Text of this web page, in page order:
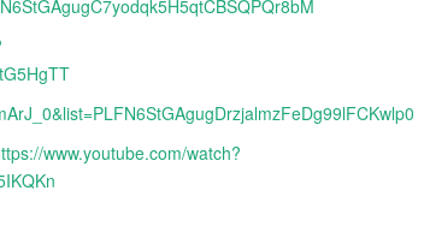
www.youtube.com/watch?